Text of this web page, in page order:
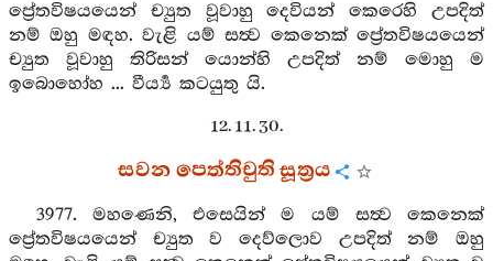
ප්‍රේතවිෂයයෙන් ච්‍යුත වූවාහු දෙවියන් කෙරෙහි උපදිත්
නම් ඔහු මඳහ. වැළි යම් සත්‍ව කෙනෙක් ප්‍රේතවිෂයයෙන්
ච්‍යුත වූවාහු තිරිසන් යොන්හි උපදිත් නම් මොහු ම
ඉබොහෝහ ... වීර්‍ය්‍ය කටයුතු යි.
12. 11. 30.
සවන පෙත්තිචුති සූත්‍රය
3977. මහණෙනි, එසෙයින් ම යම් සත්‍ව කෙනෙක්
ප්‍රේතවිෂයයෙන් ච්‍යුත ව දෙව්ලොව උපදිත් නම් ඔහු